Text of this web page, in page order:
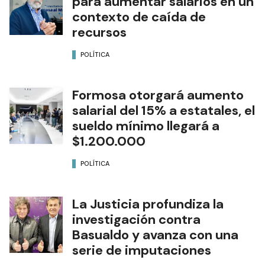
contexto de caída de
recursos
POLÍTICA
Formosa otorgará aumento
salarial del 15% a estatales, el
sueldo mínimo llegará a
$1.200.000
POLÍTICA
La Justicia profundiza la
investigación contra
Basualdo y avanza con una
serie de imputaciones